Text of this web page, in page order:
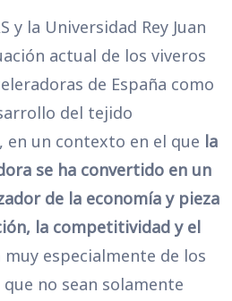
y la Universidad Rey Juan
actual de los viveros
de España como
del tejido
en un contexto en el que la
se ha convertido en un
de la economía y pieza
la competitividad y el
muy especialmente de los
no sean solamente